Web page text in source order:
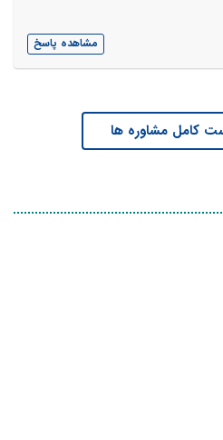
مشاهده پاسخ
کامل مشاوره ها